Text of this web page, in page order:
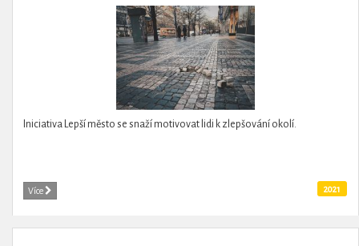
Iniciativa Lepší město se snaží motivovat lidi k zlepšování okolí.
Více 2021